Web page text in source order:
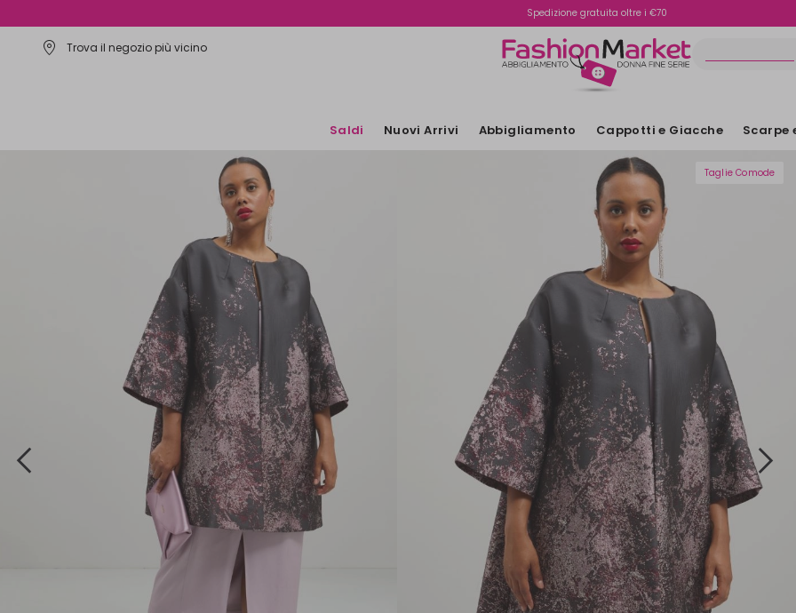
Reso facile e veloce
Spedizione gratuita oltre i €70
Trova il negozio più vicino
Saldi Nuovi Arrivi Abbigliamento Cappotti e Giacche Scarpe
Taglie Comode